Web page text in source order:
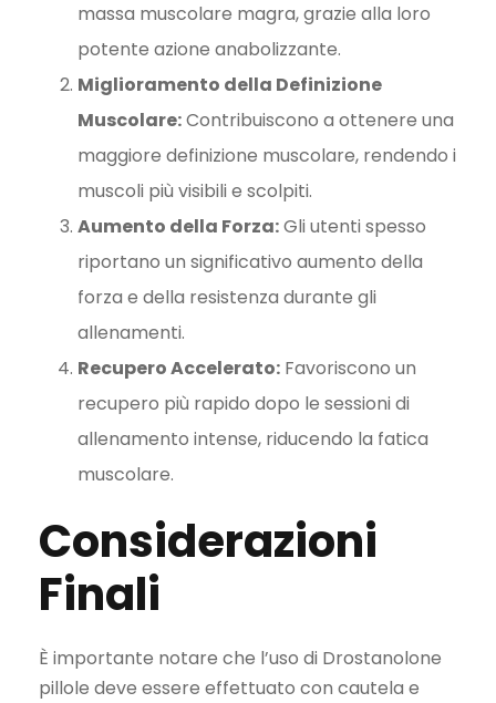
massa muscolare magra, grazie alla loro
potente azione anabolizzante.
Miglioramento della Definizione
Muscolare:Contribuiscono a ottenere una
maggiore definizione muscolare, rendendo i
muscoli più visibili e scolpiti.
Aumento della Forza:Gli utenti spesso
riportano un significativo aumento della
forza e della resistenza durante gli
allenamenti.
Recupero Accelerato: Favoriscono un
recupero più rapido dopo le sessioni di
allenamento intense, riducendo la fatica
muscolare.
Considerazioni
Finali
È importante notare che l’uso di Drostanolone
pillole deve essere effettuato con cautela e